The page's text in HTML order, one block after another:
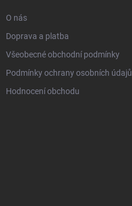
O nás
Doprava a platba
Všeobecné obchodní podmínky
Podmínky ochrany osobních údajů
Hodnocení obchodu